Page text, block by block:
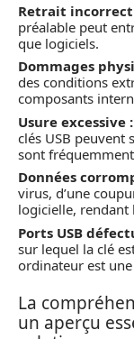
Retrait
préalable peut
que logiciels.
Dommages
des conditions
composants
Usure excessive :
clés USB peuvent
sont
Données
virus, d’une
logicielle, rendant
Ports USB
sur lequel la clé
ordinateur est
La
un aperçu